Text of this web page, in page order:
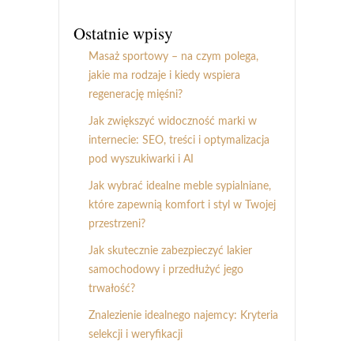
Ostatnie wpisy
Masaż sportowy – na czym polega,
jakie ma rodzaje i kiedy wspiera
regenerację mięśni?
Jak zwiększyć widoczność marki w
internecie: SEO, treści i optymalizacja
pod wyszukiwarki i AI
Jak wybrać idealne meble sypialniane,
które zapewnią komfort i styl w Twojej
przestrzeni?
Jak skutecznie zabezpieczyć lakier
samochodowy i przedłużyć jego
trwałość?
Znalezienie idealnego najemcy: Kryteria
selekcji i weryfikacji